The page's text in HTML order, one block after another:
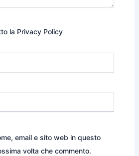
la Privacy Policy
email e sito web in questo
volta che commento.